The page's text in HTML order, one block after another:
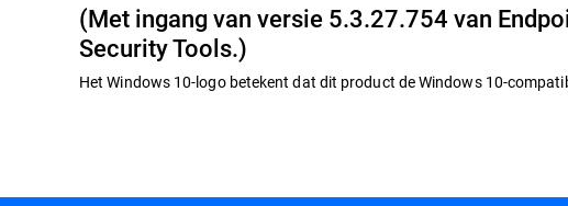
(Met ingang van versie 5.3.27.754 van
Security Tools.)
Het Windows 10-logo betekent dat dit product de Windows 10-